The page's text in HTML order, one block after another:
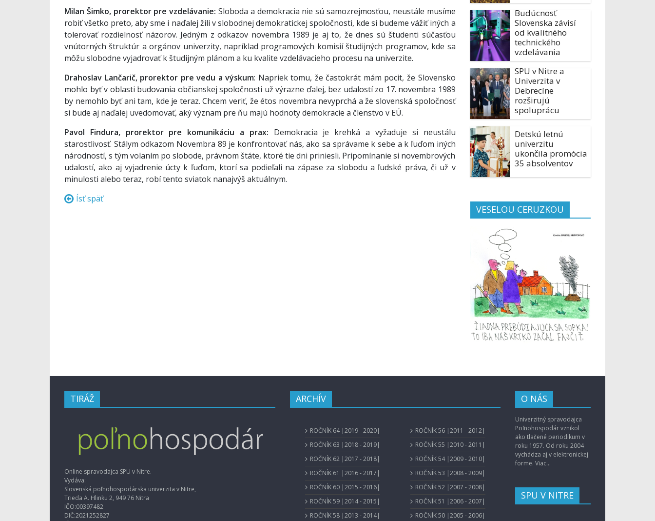
Milan Šimko, prorektor pre vzdelávanie: Sloboda a demokracia nie sú samozrejmosťou, neustále musíme
robiť všetko preto, aby sme i naďalej žili v slobodnej demokratickej spoločnosti, kde si budeme vážiť iných a
tolerovať rozdielnosť názorov. Jedným z odkazov novembra 1989 je aj to, že dnes sú študenti súčasťou
vnútorných štruktúr a orgánov univerzity, napríklad programových komisií študijných programov, kde sa
môžu slobodne vyjadrovať k študijným plánom a ku kvalite vzdelávacieho procesu na univerzite.
Drahoslav Lančarič, prorektor pre vedu a výskum: Napriek tomu, že častokrát mám pocit, že Slovensko
mohlo byť v oblasti budovania občianskej spoločnosti už výrazne ďalej, bez udalostí zo 17. novembra 1989
by nemohlo byť ani tam, kde je teraz. Chcem veriť, že étos novembra nevyprchá a že slovenská spoločnosť
si bude aj naďalej uvedomovať, aký význam pre ňu majú hodnoty demokracie a členstvo v EÚ.
Pavol Findura, prorektor pre komunikáciu a prax: Demokracia je krehká a vyžaduje si neustálu
starostlivosť. Stálym odkazom Novembra 89 je konfrontovať nás, ako sa správame k sebe a k ľuďom iných
národností, s tým volaním po slobode, právnom štáte, ktoré tie dni priniesli. Pripomínanie si novembrových
udalostí, ako aj vyjadrenie úcty k ľuďom, ktorí sa podieľali na zápase za slobodu a ľudské práva, či už v
minulosti alebo teraz, robí tento sviatok nanajvýš aktuálnym.
Ísť späť
Budúcnosť
Slovenska závisí
od kvalitného
technického
vzdelávania
SPU v Nitre a
Univerzita v
Debrecíne
rozširujú
spoluprácu
Detskú letnú
univerzitu
ukončila promócia
35 absolventov
VESELOU CERUZKOU
TIRÁŽ
Online spravodajca SPU v Nitre.
Vydáva:
Slovenská poľnohospodárska univerzita v Nitre,
Trieda A. Hlinku 2, 949 76 Nitra
IČO:00397482
DIČ:2021252827
ARCHÍV
ROČNÍK 64 |2019 - 2020|
ROČNÍK 63 |2018 - 2019|
ROČNÍK 62 |2017 - 2018|
ROČNÍK 61 |2016 - 2017|
ROČNÍK 60 |2015 - 2016|
ROČNÍK 59 |2014 - 2015|
ROČNÍK 58 |2013 - 2014|
ROČNÍK 56 |2011 - 2012|
ROČNÍK 55 |2010 - 2011|
ROČNÍK 54 |2009 - 2010|
ROČNÍK 53 |2008 - 2009|
ROČNÍK 52 |2007 - 2008|
ROČNÍK 51 |2006 - 2007|
ROČNÍK 50 |2005 - 2006|
O NÁS
Univerzitný spravodajca
Poľnohospodár vznikol
ako tlačené periodikum v
roku 1957. Od roku 2004
vychádza aj v elektronickej
forme. Viac...
SPU V NITRE